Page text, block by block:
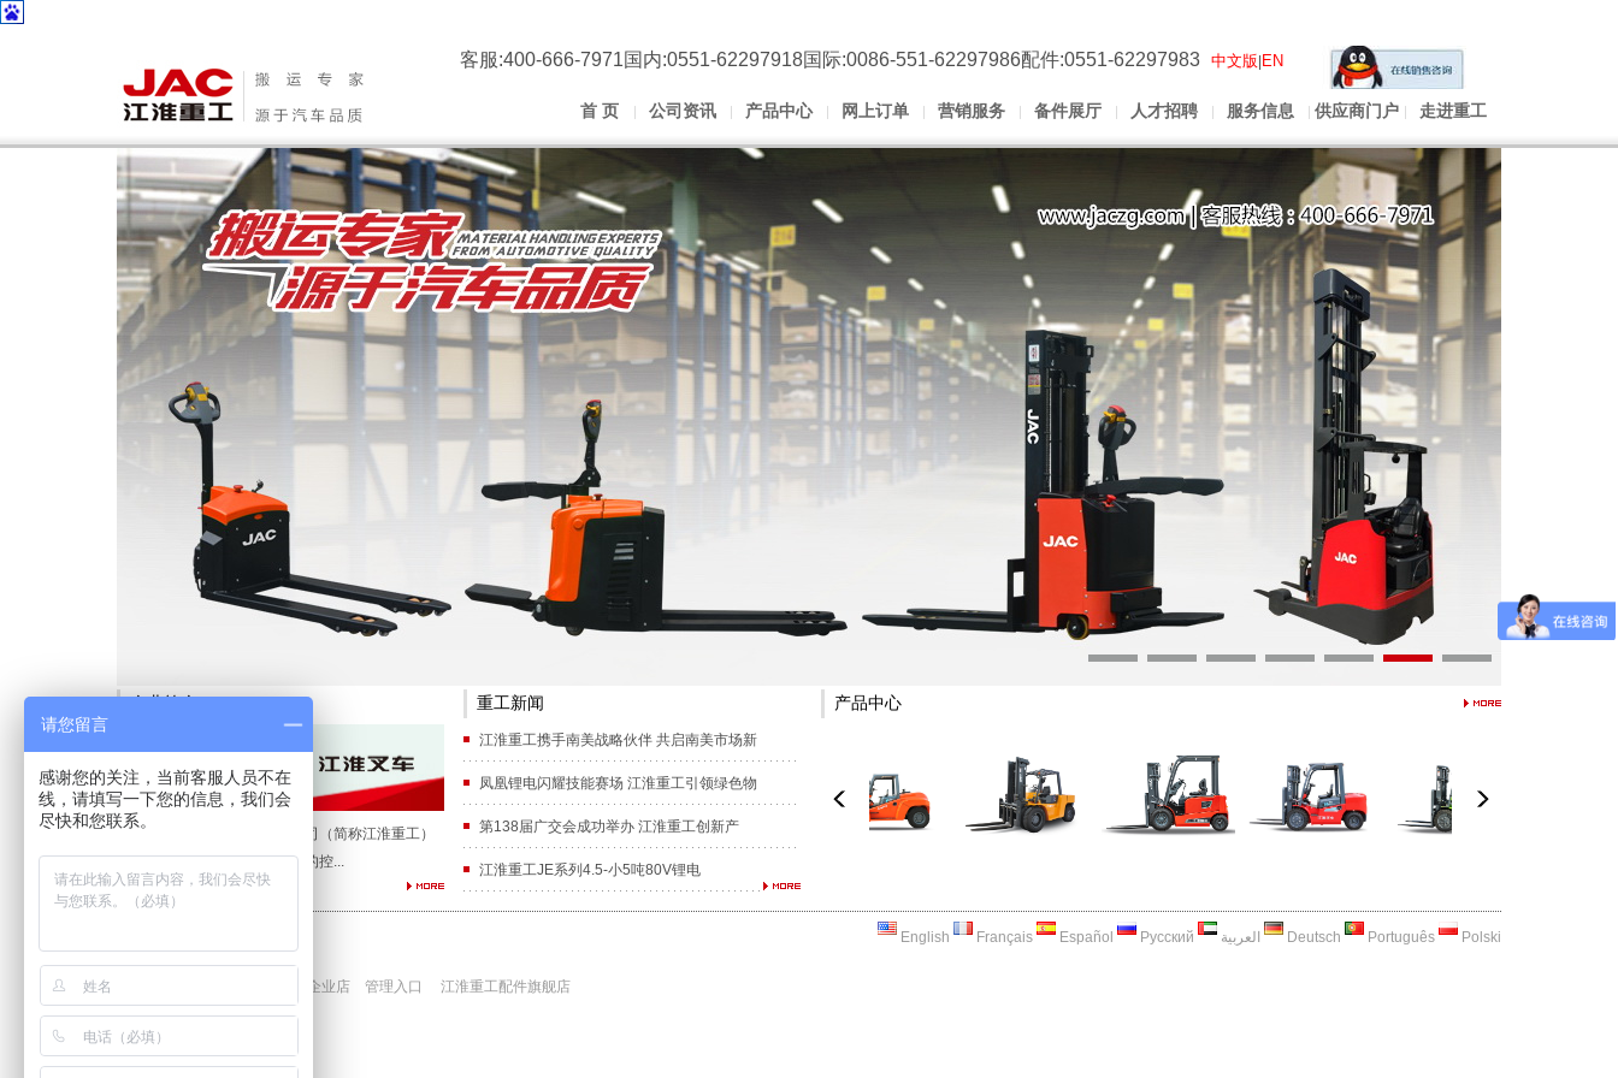
江淮叉车
客服:400-666-7971国内:0551-62297918国际:0086-551-62297986配件:0551-62297983 中文版 EN
首 页 公司资讯 产品中心 网上订单 营销服务 备件展厅 人才招聘 服务信息 供应商门户 走进重工
安徽江淮重型工程机械有限公司（简称江淮重工）
是安徽叉车集团有限责任公司的控...
重工新闻
江淮重工携手南美战略伙伴 共启南美市场新
凤凰锂电闪耀技能赛场 江淮重工引领绿色物
第138届广交会成功举办 江淮重工创新产
江淮重工JE系列4.5-小5吨80V锂电
产品中心
English Français Español Русский العربية Deutsch Português Polski
江淮叉车企业店 管理入口 江淮重工配件旗舰店
请您留言
感谢您的关注，当前客服人员不在
线，请填写一下您的信息，我们会
尽快和您联系。